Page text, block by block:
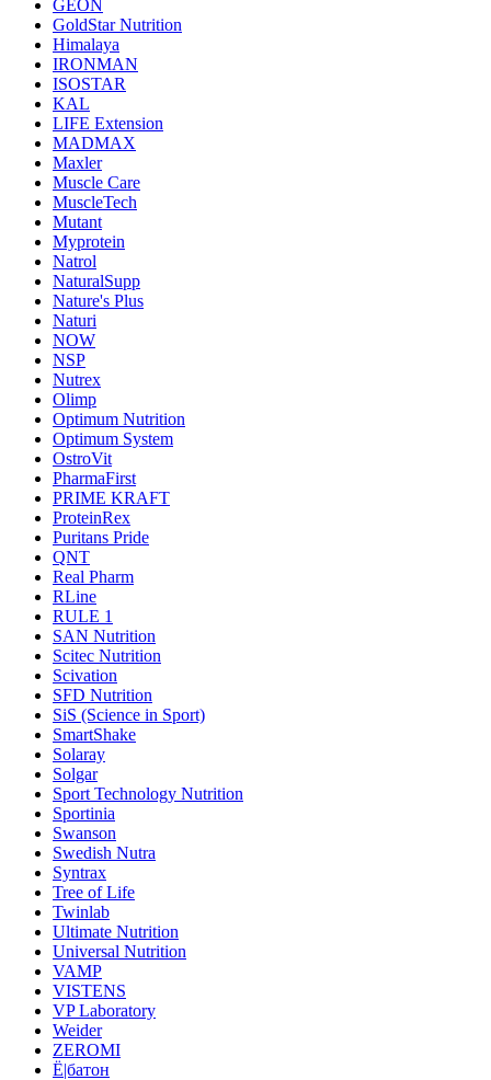
GEON
GoldStar Nutrition
Himalaya
IRONMAN
ISOSTAR
KAL
LIFE Extension
MADMAX
Maxler
Muscle Care
MuscleTech
Mutant
Myprotein
Natrol
NaturalSupp
Nature's Plus
Naturi
NOW
NSP
Nutrex
Olimp
Optimum Nutrition
Optimum System
OstroVit
PharmaFirst
PRIME KRAFT
ProteinRex
Puritans Pride
QNT
Real Pharm
RLine
RULE 1
SAN Nutrition
Scitec Nutrition
Scivation
SFD Nutrition
SiS (Science in Sport)
SmartShake
Solaray
Solgar
Sport Technology Nutrition
Sportinia
Swanson
Swedish Nutra
Syntrax
Tree of Life
Twinlab
Ultimate Nutrition
Universal Nutrition
VAMP
VISTENS
VP Laboratory
Weider
ZEROMI
Ё|батон